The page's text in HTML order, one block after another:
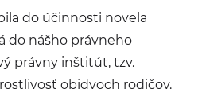
do účinnosti novela
do nášho právneho
právny inštitút, tzv.
obidvoch rodičov.